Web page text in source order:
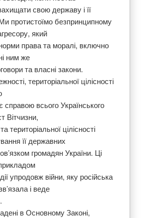
свою державу і її
протистоїмо безпринципному
який
права та моралі, включно
ним же
та власні закони.
територіальної цілісності
справою всього Українського
Вітчизни,
територіальної цілісності
її державних
громадян України. Ці
упродовж війни, яку російська
і веде
в Основному Законі,